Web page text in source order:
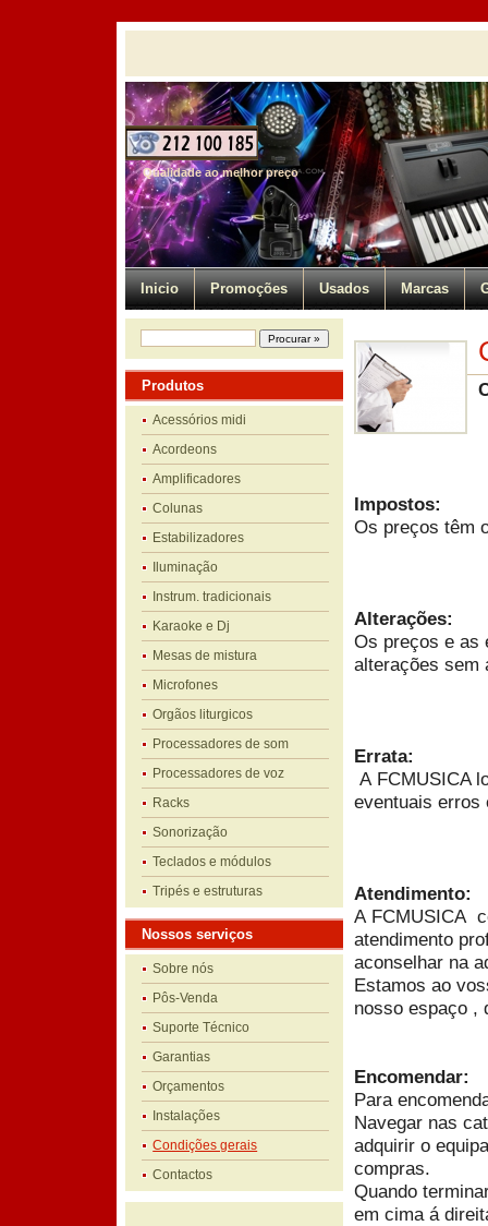
Qualidade ao melhor preço
Inicio Promoções Usados Marcas
Produtos
Acessórios midi
Acordeons
Amplificadores
Colunas
Estabilizadores
Iluminação
Instrum. tradicionais
Karaoke e Dj
Mesas de mistura
Microfones
Orgãos liturgicos
Processadores de som
Processadores de voz
Racks
Sonorização
Teclados e módulos
Tripés e estruturas
Nossos serviços
Sobre nós
Pôs-Venda
Suporte Técnico
Garantias
Orçamentos
Instalações
Condições gerais
Contactos
Impostos:
Os preços têm
Alterações:
Os preços e as
alterações sem
Errata:
A FCMUSICA
eventuais erros
Atendimento:
A FCMUSICA
atendimento
aconselhar na
Estamos ao
nosso espaço ,
Encomendar:
Para
Navegar nas
adquirir o
compras.
Quando
em cima á